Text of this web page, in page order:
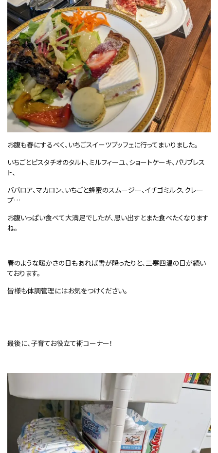
お腹も春にするべく、いちごスイーツブッフェに行ってまいりました。
いちごとピスタチオのタルト、ミルフィーユ、ショートケーキ、パリブレス
ト、
ババロア、マカロン、いちごと蜂蜜のスムージー、イチゴミルク、クレー
プ…
お腹いっぱい食べて大満足でしたが、思い出すとまた食べたくなります
ね。
春のような暖かさの日もあれば雪が降ったりと、三寒四温の日が続い
ております。
皆様も体調管理にはお気をつけください。
最後に、子育てお役立て術コーナー！